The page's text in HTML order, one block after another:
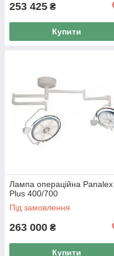
253 425 ₴
Купити
Лампа операційна Panalex
Plus 400/700
Під замовлення
263 000 ₴
Купити